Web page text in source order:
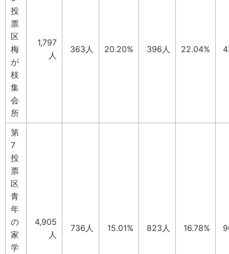
投
票
区
梅
が
枝
集
会
所
1,797
人
363人 20.20% 396人 22.04%
第
7
投
票
区
青
年
の
家
学
4,905
人
736人 15.01% 823人 16.78%